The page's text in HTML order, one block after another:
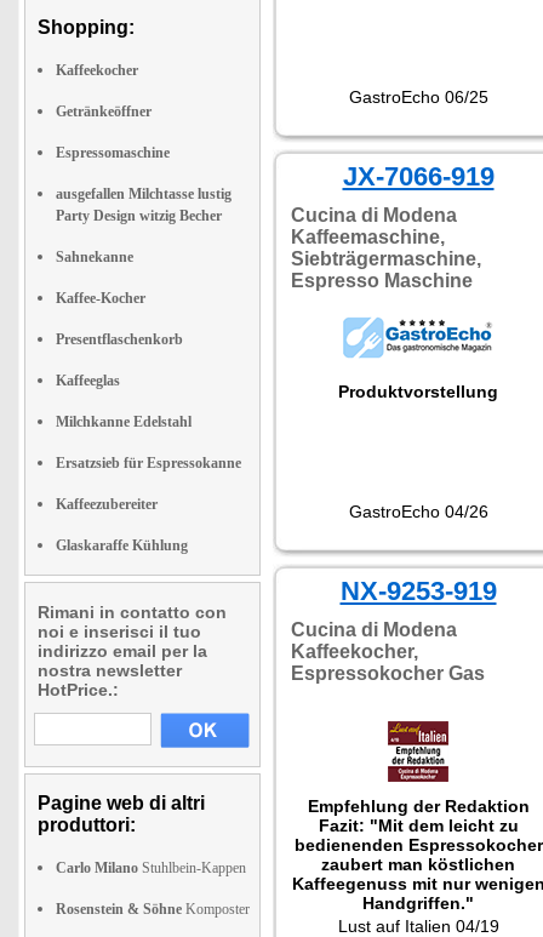
Shopping:
Kaffeekocher
Getränkeöffner
Espressomaschine
ausgefallen Milchtasse lustig
Party Design witzig Becher
Sahnekanne
Kaffee-Kocher
Presentflaschenkorb
Kaffeeglas
Milchkanne Edelstahl
Ersatzsieb für Espressokanne
Kaffeezubereiter
Glaskaraffe Kühlung
Rimani in contatto con
noi e inserisci il tuo
indirizzo email per la
nostra newsletter
HotPrice.:
Pagine web di altri
produttori:
Carlo Milano Stuhlbein-Kappen
Rosenstein & Söhne Komposter
GastroEcho 06/25
JX-7066-919
Cucina di Modena
Kaffeemaschine,
Siebträgermaschine,
Espresso Maschine
Produktvorstellung
GastroEcho 04/26
NX-9253-919
Cucina di Modena
Kaffeekocher,
Espressokocher Gas
Empfehlung der Redaktion
Fazit: "Mit dem leicht zu
bedienenden Espressokocher
zaubert man köstlichen
Kaffeegenuss mit nur
Handgriffen."
Getestet wurde NX-9256.
Lust auf Italien 04/19